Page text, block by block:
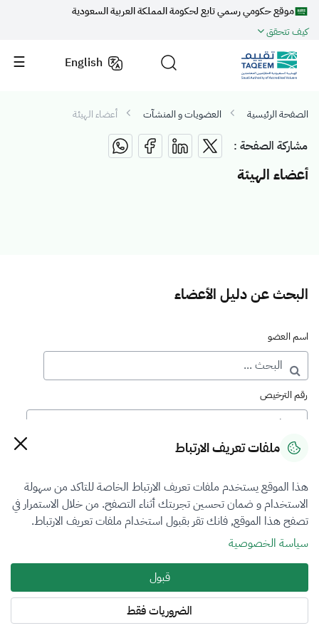
موقع حكومي رسمي تابع لحكومة المملكة العربية السعودية
كيف تتحقق
English
الصفحة الرئيسية العضويات و المنشآت أعضاء الهيئة
مشاركة الصفحة :
أعضاء الهيئة
البحث عن دليل الأعضاء
اسم العضو
رقم الترخيص
رقم العضوية
فرع التقييم
اختر
نوع العضوية
طالب منتسب
المنطقة
ملفات تعريف الارتباط
هذا الموقع يستخدم ملفات تعريف الارتباط الخاصة للتاكد من سهولة
الاستخدام و ضمان تحسين تجربتك أثناء التصفح. من خلال الاستمرار في
تصفح هذا الموقع, فانك تقر بقبول استخدام ملفات تعريف الارتباط.
سياسة الخصوصية
قبول
الضروريات فقط